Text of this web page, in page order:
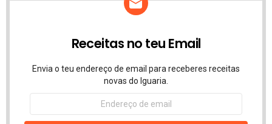
Receitas no teu Email
Envia o teu endereço de email para receberes receitas
novas do Iguaria.
Endereço
email